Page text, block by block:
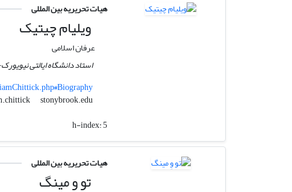
هیات تحریریه بین المللی
ویلیام چیتیک
عرفان اسلامی
استاد دانشگاه ایالتی
stonybrook.edu
h-index:5
هیات تحریریه بین المللی
تو وِ مینگ